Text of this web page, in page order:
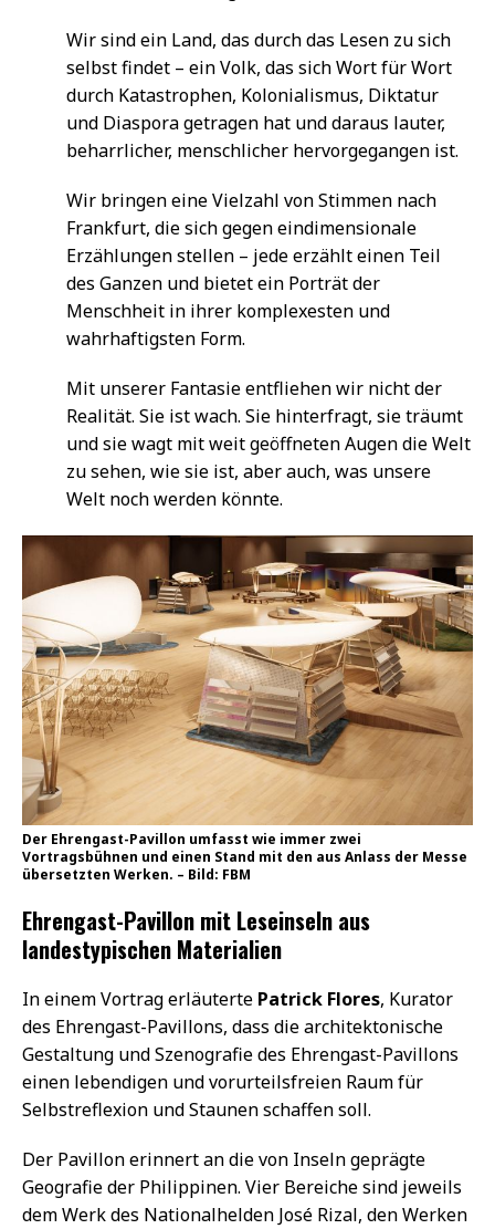
Wir sind ein Land, das durch das Lesen zu sich
selbst findet – ein Volk, das sich Wort für Wort
durch Katastrophen, Kolonialismus, Diktatur
und Diaspora getragen hat und daraus lauter,
beharrlicher, menschlicher hervorgegangen ist.
Wir bringen eine Vielzahl von Stimmen nach
Frankfurt, die sich gegen eindimensionale
Erzählungen stellen – jede erzählt einen Teil
des Ganzen und bietet ein Porträt der
Menschheit in ihrer komplexesten und
wahrhaftigsten Form.
Mit unserer Fantasie entfliehen wir nicht der
Realität. Sie ist wach. Sie hinterfragt, sie träumt
und sie wagt mit weit geöffneten Augen die Welt
zu sehen, wie sie ist, aber auch, was unsere
Welt noch werden könnte.
Der Ehrengast-Pavillon umfasst wie immer zwei
Vortragsbühnen und einen Stand mit den aus Anlass der Messe
übersetzten Werken. – Bild: FBM
Ehrengast-Pavillon mit Leseinseln aus
landestypischen Materialien
In einem Vortrag erläuterte Patrick Flores, Kurator
des Ehrengast-Pavillons, dass die architektonische
Gestaltung und Szenografie des Ehrengast-Pavillons
einen lebendigen und vorurteilsfreien Raum für
Selbstreflexion und Staunen schaffen soll.
Der Pavillon erinnert an die von Inseln geprägte
Geografie der Philippinen. Vier Bereiche sind jeweils
dem Werk des Nationalhelden José Rizal, den Werken